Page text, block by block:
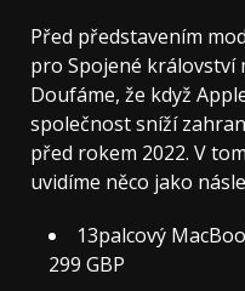
Před představením
pro Spojené království
Doufáme, že když
společnost sníží
před rokem 2022. V
uvidíme něco jako
13palcový
299 GBP